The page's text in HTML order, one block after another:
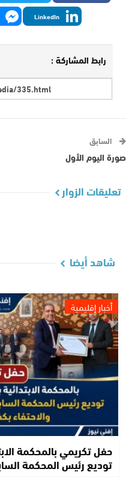
LinkedIn
رابط المشاركة :
السابق
صورة اليوم الأول
تعليقات الزوار
شاهد أيضا
أخبار إقليمية
حفل تكريمي بالمحكمة
توديع رئيس المحكمة